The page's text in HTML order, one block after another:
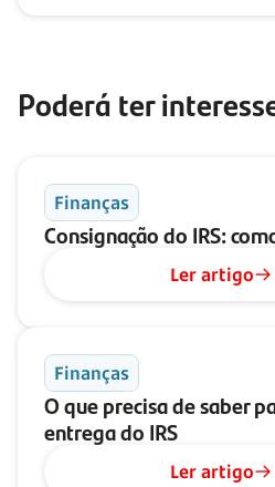
Poderá ter
Finanças
Consignação do IRS:
Ler artigo
Finanças
O que precisa de saber
entrega do IRS
Ler artigo